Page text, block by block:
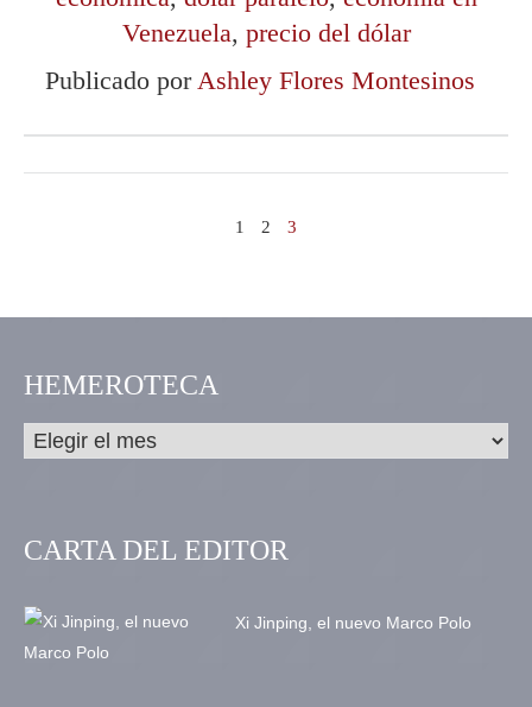
Venezuela, precio del dólar
Publicado porAshley Flores Montesinos
1 2 3
HEMEROTECA
CARTA DEL EDITOR
Xi Jinping, el nuevo Marco Polo